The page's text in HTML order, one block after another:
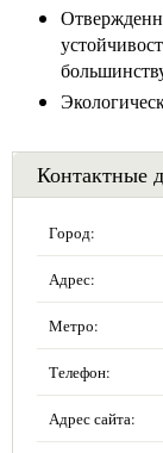
Контактные
Город:
Адрес:
Метро:
Телефон:
Адрес сайта: